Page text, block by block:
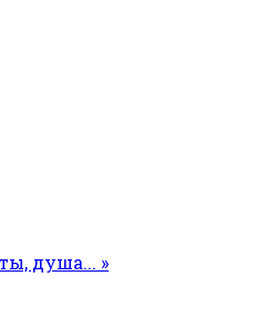
душа... »